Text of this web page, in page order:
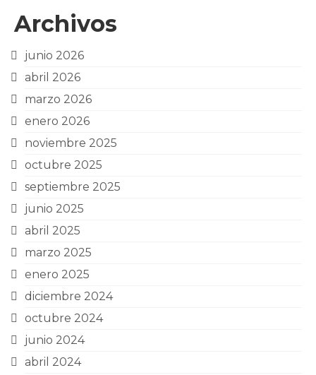
Archivos
junio 2026
abril 2026
marzo 2026
enero 2026
noviembre 2025
octubre 2025
septiembre 2025
junio 2025
abril 2025
marzo 2025
enero 2025
diciembre 2024
octubre 2024
junio 2024
abril 2024